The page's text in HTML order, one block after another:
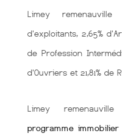
Limey
d'exploitants, 2,65%
de Profession
d'Ouvriers et 21,81% de
Limey
programme